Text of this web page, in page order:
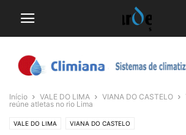
Início VALE DO LIMA VIANA DO CASTELO
reúne atletas no rio Lima
VALE DO LIMA VIANA DO CASTELO